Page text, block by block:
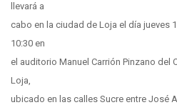
llevará a
cabo en la ciudad de Loja el día jueves
10:30 en
el auditorio Manuel Carrión Pinzano del
Loja,
ubicado en las calles Sucre entre José